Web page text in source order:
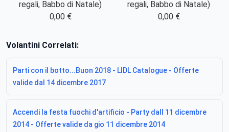
regali, Babbo di Natale)
0,00 €
regali, Babbo di Natale)
0,00 €
Volantini Correlati:
Parti con il botto...Buon 2018 - LIDL Catalogue - Offerte
valide dal 14 dicembre 2017
Accendi la festa fuochi d'artificio - Party dall 11 dicembre
2014 - Offerte valide da gio 11 dicembre 2014